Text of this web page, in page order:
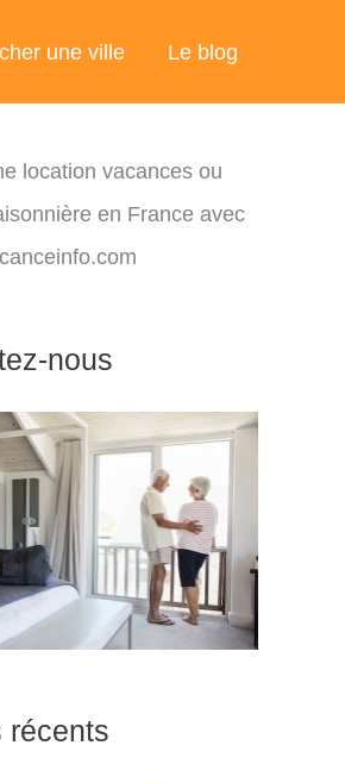
une ville Le blog
location vacances ou
en France avec
nous
récents